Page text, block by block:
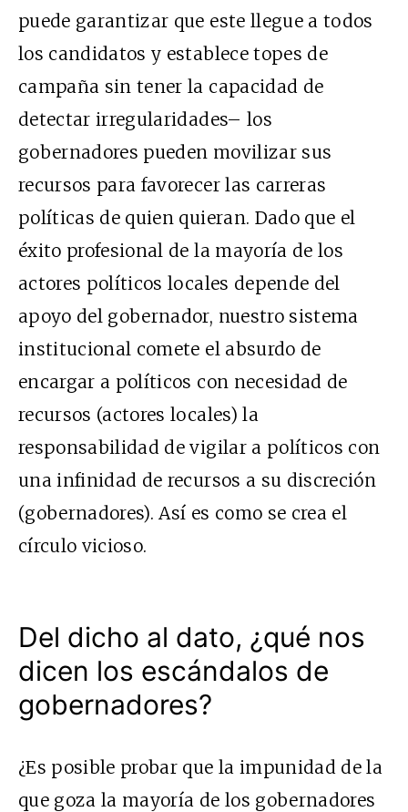
puede garantizar que este llegue a todos
los candidatos y establece topes de
campaña sin tener la capacidad de
detectar irregularidades– los
gobernadores pueden movilizar sus
recursos para favorecer las carreras
políticas de quien quieran. Dado que el
éxito profesional de la mayoría de los
actores políticos locales depende del
apoyo del gobernador, nuestro sistema
institucional comete el absurdo de
encargar a políticos con necesidad de
recursos (actores locales) la
responsabilidad de vigilar a políticos con
una infinidad de recursos a su discreción
(gobernadores). Así es como se crea el
círculo vicioso.
Del dicho al dato, ¿qué nos
dicen los escándalos de
gobernadores?
¿Es posible probar que la impunidad de la
que goza la mayoría de los gobernadores